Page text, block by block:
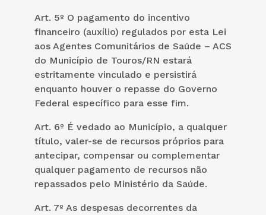
Art. 5º O pagamento do incentivo
financeiro (auxílio) regulados por esta Lei
aos Agentes Comunitários de Saúde – ACS
do Município de Touros/RN estará
estritamente vinculado e persistirá
enquanto houver o repasse do Governo
Federal específico para esse fim.
Art. 6º É vedado ao Município, a qualquer
título, valer-se de recursos próprios para
antecipar, compensar ou complementar
qualquer pagamento de recursos não
repassados pelo Ministério da Saúde.
Art. 7º As despesas decorrentes da